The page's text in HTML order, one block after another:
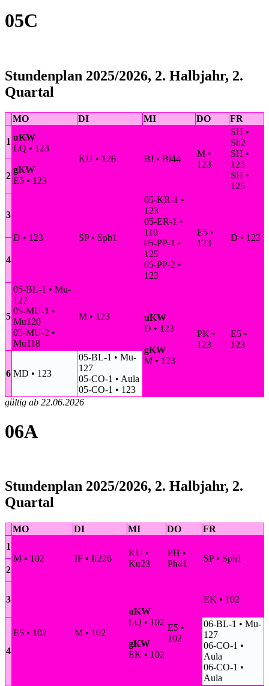
05C
Stundenplan 2025/2026, 2. Halbjahr, 2.
Quartal
MO DI MI DO FR
1 uKW
LQ • 123
gKW
E5 • 123
KU • 126 BI • Bi44
M •
123
SH •
Sh2
SH •
125
SH •
125
2
3
D • 123 SP • Sph1
05-KR-1 •
123
05-ER-1 •
110
05-PP-1 •
125
05-PP-2 •
123
E5 •
123
D • 123
4
5
05-BL-1 • Mu-
127
05-MU-1 •
Mu120
05-MU-2 •
Mu118
M • 123
uKW
D • 123
gKW
M • 123
PK •
123
E5 •
123
6 MD • 123
05-BL-1 • Mu-
127
05-CO-1 • Aula
05-CO-1 • 123
gültig ab 22.06.2026
06A
Stundenplan 2025/2026, 2. Halbjahr, 2.
Quartal
MO DI MI DO
FR
1
M • 102
IF • If226
KU •
Ku23
PH •
Ph41
SP • Sph1
2
3
E5 • 102 M • 102
uKW
LQ • 102
gKW
EK • 102
E5 •
102
EK • 102
4
06-BL-1 • Mu-
127
06-CO-1 •
Aula
06-CO-1 •
Aula